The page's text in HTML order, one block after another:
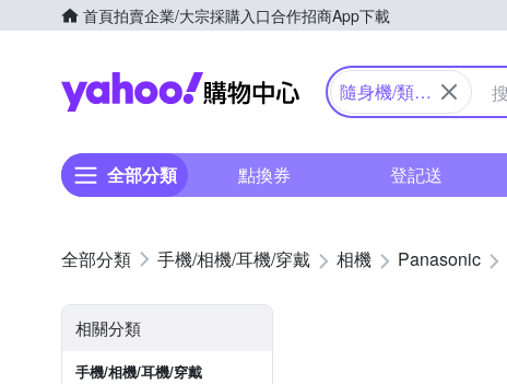
首頁拍賣企業/大宗採購入口合作招商App下載
Yahoo購物中心
隨身機/類單
全部分類 點換券 登記送
手機/相機/耳機/穿戴 相機 Panasonic
相關分類
手機/相機/耳機/穿戴